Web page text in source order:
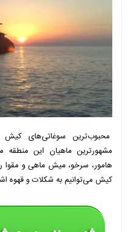
محبوب‌ترین سوغاتی‌های
مشهورترین ماهیان این
هامور، سرخو، میش ماهی و مقوا
کیش می‌توانیم به شکلات و قهوه